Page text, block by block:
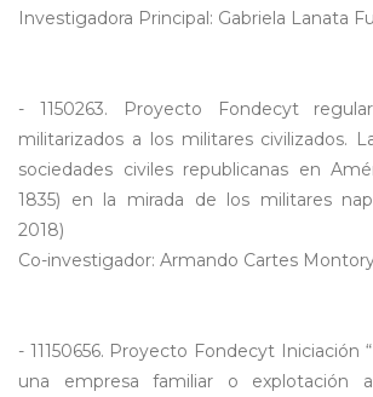
Investigadora Principal: Gabriela Lanata
- 1150263. Proyecto Fondecyt
militarizados a los militares civilizados.
sociedades civiles republicanas en
1835) en la mirada de los militares
2018)
Co-investigador: Armando Cartes
- 11150656. Proyecto Fondecyt Iniciación
una empresa familiar o explotación